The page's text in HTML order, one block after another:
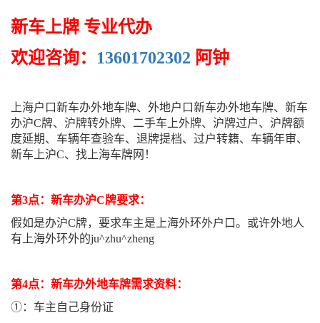
新车上牌 专业代办
欢迎咨询： 13601702302 阿钟
上海户口新车办外地车牌、外地户口新车办外地车牌、新车
办沪C牌、沪牌转外牌、二手车上外牌、沪牌过户、沪牌额
度延期、车辆年查验车、退牌提档、过户转籍、车辆年审、
新车上沪C、找上海车牌网！
第3点：新车办沪C牌要求：
假如是办沪C牌，要求车主是上海外环外户口。或许外地人
有上海外环外的ju^zhu^zheng
第4点：新车办外地车牌需求资料：
①：车主自己身份证